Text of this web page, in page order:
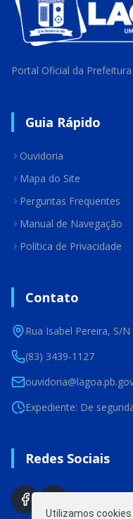
Portal Oficial da
Guia Rápido
Ouvidoria
Mapa do Site
Perguntas Frequentes
Manual de Navegação
Política de Privacidade
Contato
Rua Isabel Pereira, S/
(83) 3439-1127
Expediente: De
Redes Sociais
Utilizamos